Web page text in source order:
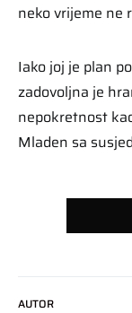
AUTOR
neko vrijeme ne
Iako joj je plan
zadovoljna je
nepokretnost
Mladen sa